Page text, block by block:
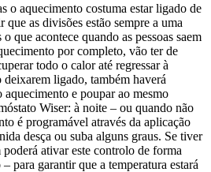
o aquecimento costuma estar ligado de
as divisões estão sempre a uma
que acontece quando as pessoas saem
por completo, vão ter de
todo o calor até regressar à
deixarem ligado, também haverá
e poupar ao mesmo
Wiser: à noite – ou quando não
é programável através da aplicação
desça ou suba alguns graus. Se tiver
poderá ativar este controlo de forma
para garantir que a temperatura estará